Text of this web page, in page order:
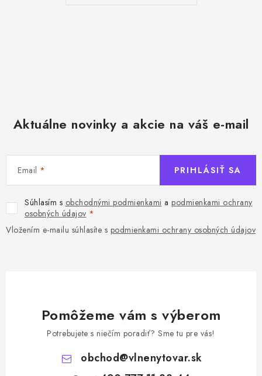
Aktuálne novinky a akcie na váš e-mail
Email
Súhlasím s obchodnými podmienkami a podmienkami ochrany
osobných údajov
Vložením e-mailu súhlasíte s podmienkami ochrany osobných údajov
PRIHLÁSIŤ SA
Pomôžeme vám s výberom
Potrebujete s niečím poradiť? Sme tu pre vás!
obchod@vlnenytovar.sk